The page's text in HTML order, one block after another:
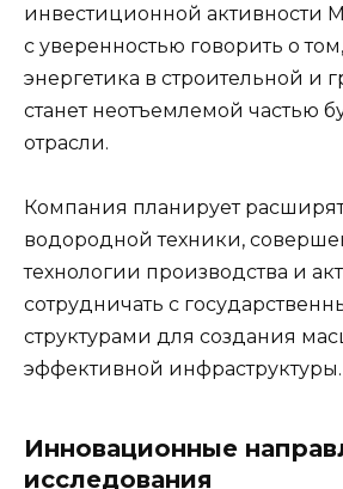
инвестиционной активности
с уверенностью говорить о
энергетика в строительной и
станет неотъемлемой частью
отрасли.
Компания планирует
водородной техники,
технологии производства и
сотрудничать с
структурами для создания
эффективной инфраструктуры.
Инновационные
исследования